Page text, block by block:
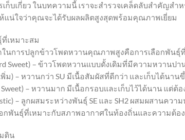
เก็บเกี่ยว ในบทความนี้ เราจะสำรวจเคล็ดลับสำคัญส
ห้แน่ใจว่าคุณจะได้รับผลผลิตสูงสุดพร้อมคุณภาพเยี่ยม
ที่เหมาะสม
นการปลูกข้าวโพดหวานคุณภาพสูงคือการเลือกพันธุ์
Sweet) – ข้าวโพดหวานแบบดั้งเดิมที่มีความหวานป
พิ่ม) – หวานกว่า SU มีเนื้อสัมผัสที่ดีกว่า และเก็บได้นาน
Sweet) – หวานมาก มีเนื้อกรอบและเก็บไว้ได้นาน แ
– ลูกผสมระหว่างพันธุ์ SE และ SH2 ผสมผสานคว
กพันธุ์ที่เหมาะกับสภาพอากาศในท้องถิ่นและความต้อ
ดิน